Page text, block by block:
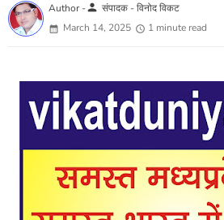
Author -person संपादक - विनोद विकट
March 14, 2025
1 minute read